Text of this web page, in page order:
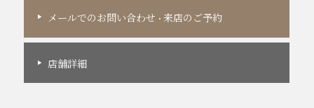
メールでのお問い合わせ ・来店のご予約
店舗詳細